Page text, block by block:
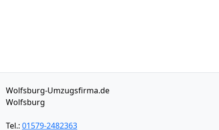
Wolfsburg-Umzugsfirma.de
Wolfsburg
Tel.: 01579-2482363